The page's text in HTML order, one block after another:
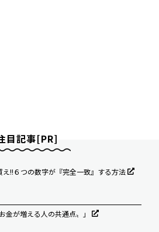
目記事[PR]
え!!６つの数字が『完全一致』する方法
金が増える人の共通点〟」